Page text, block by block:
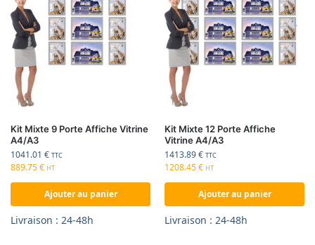
Kit Mixte 9 Porte Affiche Vitrine
A4/A3
1041.01 € TTC
889.75€ HT
Ajouter au panier
Livraison : 24-48h
Kit Mixte 12 Porte Affiche
Vitrine A4/A3
1413.89€ TTC
1208.45€ HT
Ajouter au panier
Livraison : 24-48h